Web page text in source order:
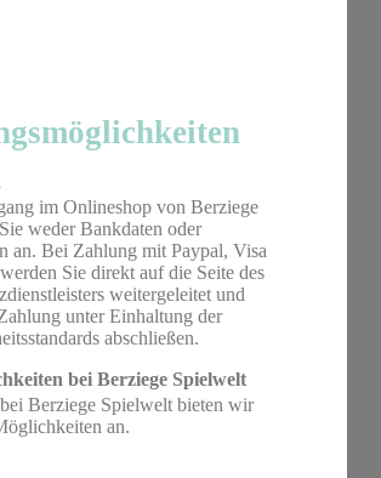
im Onlineshop von Berziege
weder Bankdaten oder
an. Bei Zahlung mit Paypal, Visa
Sie direkt auf die Seite des
weitergeleitet und
unter Einhaltung der
abschließen.
bei Berziege Spielwelt
Berziege Spielwelt bieten wir
an.